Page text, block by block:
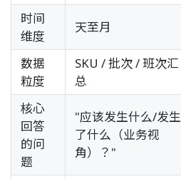
时间
维度
天至月
数据
粒度
SKU / 批次 / 班次汇
总
核心
回答
的问
题
"应该发生什么/发生
了什么（业务视
角）？"